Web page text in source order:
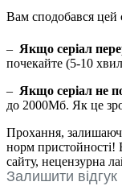
Вам сподобався цей
– Якщо серіал
почекайте (5-10
– Якщо серіал не
до 2000Мб. Як це
Прохання,
норм пристойності!
сайту, нецензурна